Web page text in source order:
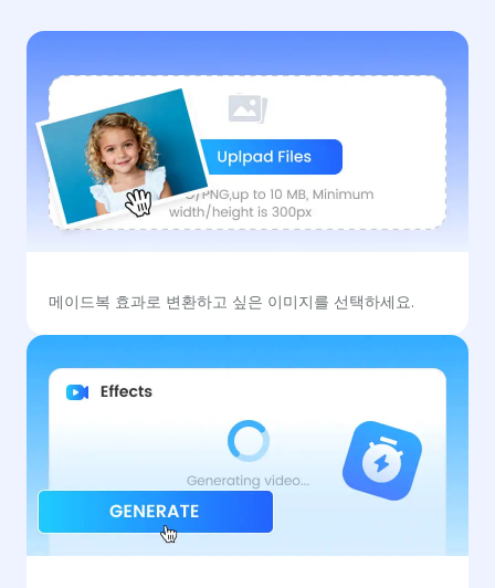
메이드복 효과로 변환하고 싶은 이미지를 선택하세요.